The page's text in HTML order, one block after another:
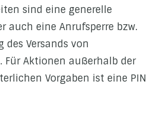
sind eine generelle
auch eine Anrufsperre bzw.
des Versands von
Aktionen außerhalb der
Vorgaben ist eine PIN